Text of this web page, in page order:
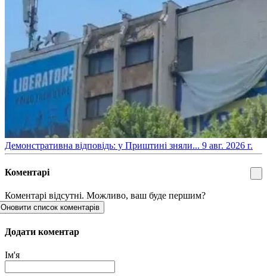
​Демонстративна відповідь: у Приштині зняли... 9 авг. 2026 г.
Коментарі
Коментарі відсутні. Можливо, ваш буде першим?
Оновити список коментарів
Додати коментар
Ім'я